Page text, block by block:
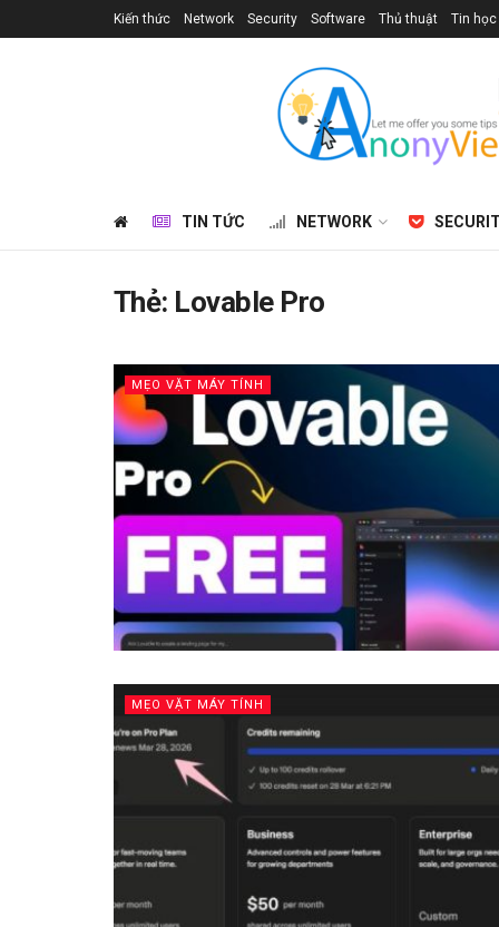
Kiến thức Network Security Software Thủ thuật Tin học
TIN TỨC NETWORK
Thẻ: Lovable Pro
MẸO VẶT MÁY TÍNH
MẸO VẶT MÁY TÍNH